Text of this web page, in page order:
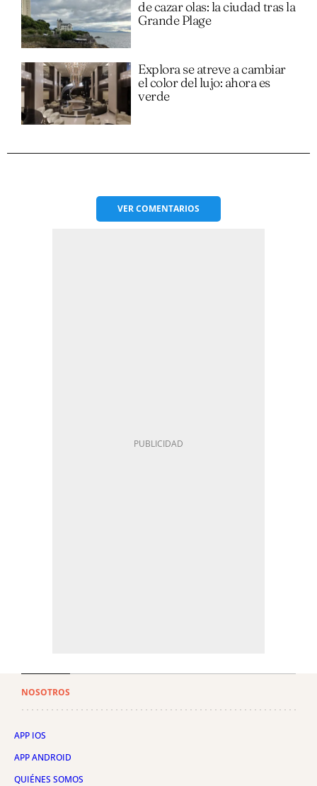
de cazar olas: la ciudad tras la
Grande Plage
Explora se atreve a cambiar
el color del lujo: ahora es
verde
VERCOMENTARIOS
NOSOTROS
APP IOS
APP ANDROID
QUIÉNES SOMOS